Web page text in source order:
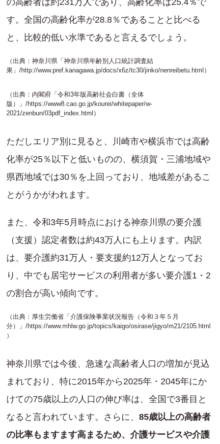
す。全国の高齢化率が28.8％であることと比べる
と、比較的低い水準であると言えるでしょう。
（出典：神奈川県「神奈川県年齢別人口統計調査結
果」/http://www.pref.kanagawa.jp/docs/x6z/tc30/jinko/nenreibetu.html ）
（出典：内閣府「令和3年版高齢社会白書（全体
版）」/https://www8.cao.go.jp/kourei/whitepaper/w-
2021/zenbun/03pdf_index.html ）
ただしエリア別に見ると、川崎市や横浜市では高齢
化率が25％以下と低いものの、横須賀・三浦地域や
県西地域では30％を上回っており、地域差があるこ
とがうかがわれます。
また、令和3年5月時点における神奈川県の要介護
（支援）認定者数は約43万人にも上ります。内訳
は、要介護約31万人・要支援約12万人となってお
り、中でも居宅サービスの利用者が多い要介護1・2
の割合が高い傾向です。
（出典：厚生労働省「介護保険事業状況報告（令和３年５月
分）」/https://www.mhlw.go.jp/topics/kaigo/osirase/jigyo/m21/2105.html
）
神奈川県では今後、急速な高齢者人口の増加が見込
まれており、特に2015年から2025年・2045年にか
けての75歳以上の人口の伸び率は、全国で3番目と
なると言われています。さらに、 85歳以上の高齢者
の比率もますます高まるため、介護サービスや介護